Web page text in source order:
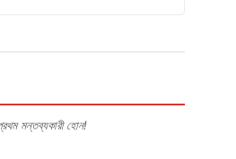
মন্তব্যকারী হোন!